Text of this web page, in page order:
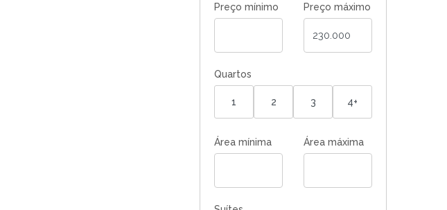
Preço mínimo Preço máximo
Quartos
1 2 3 4+
Área mínima Área máxima